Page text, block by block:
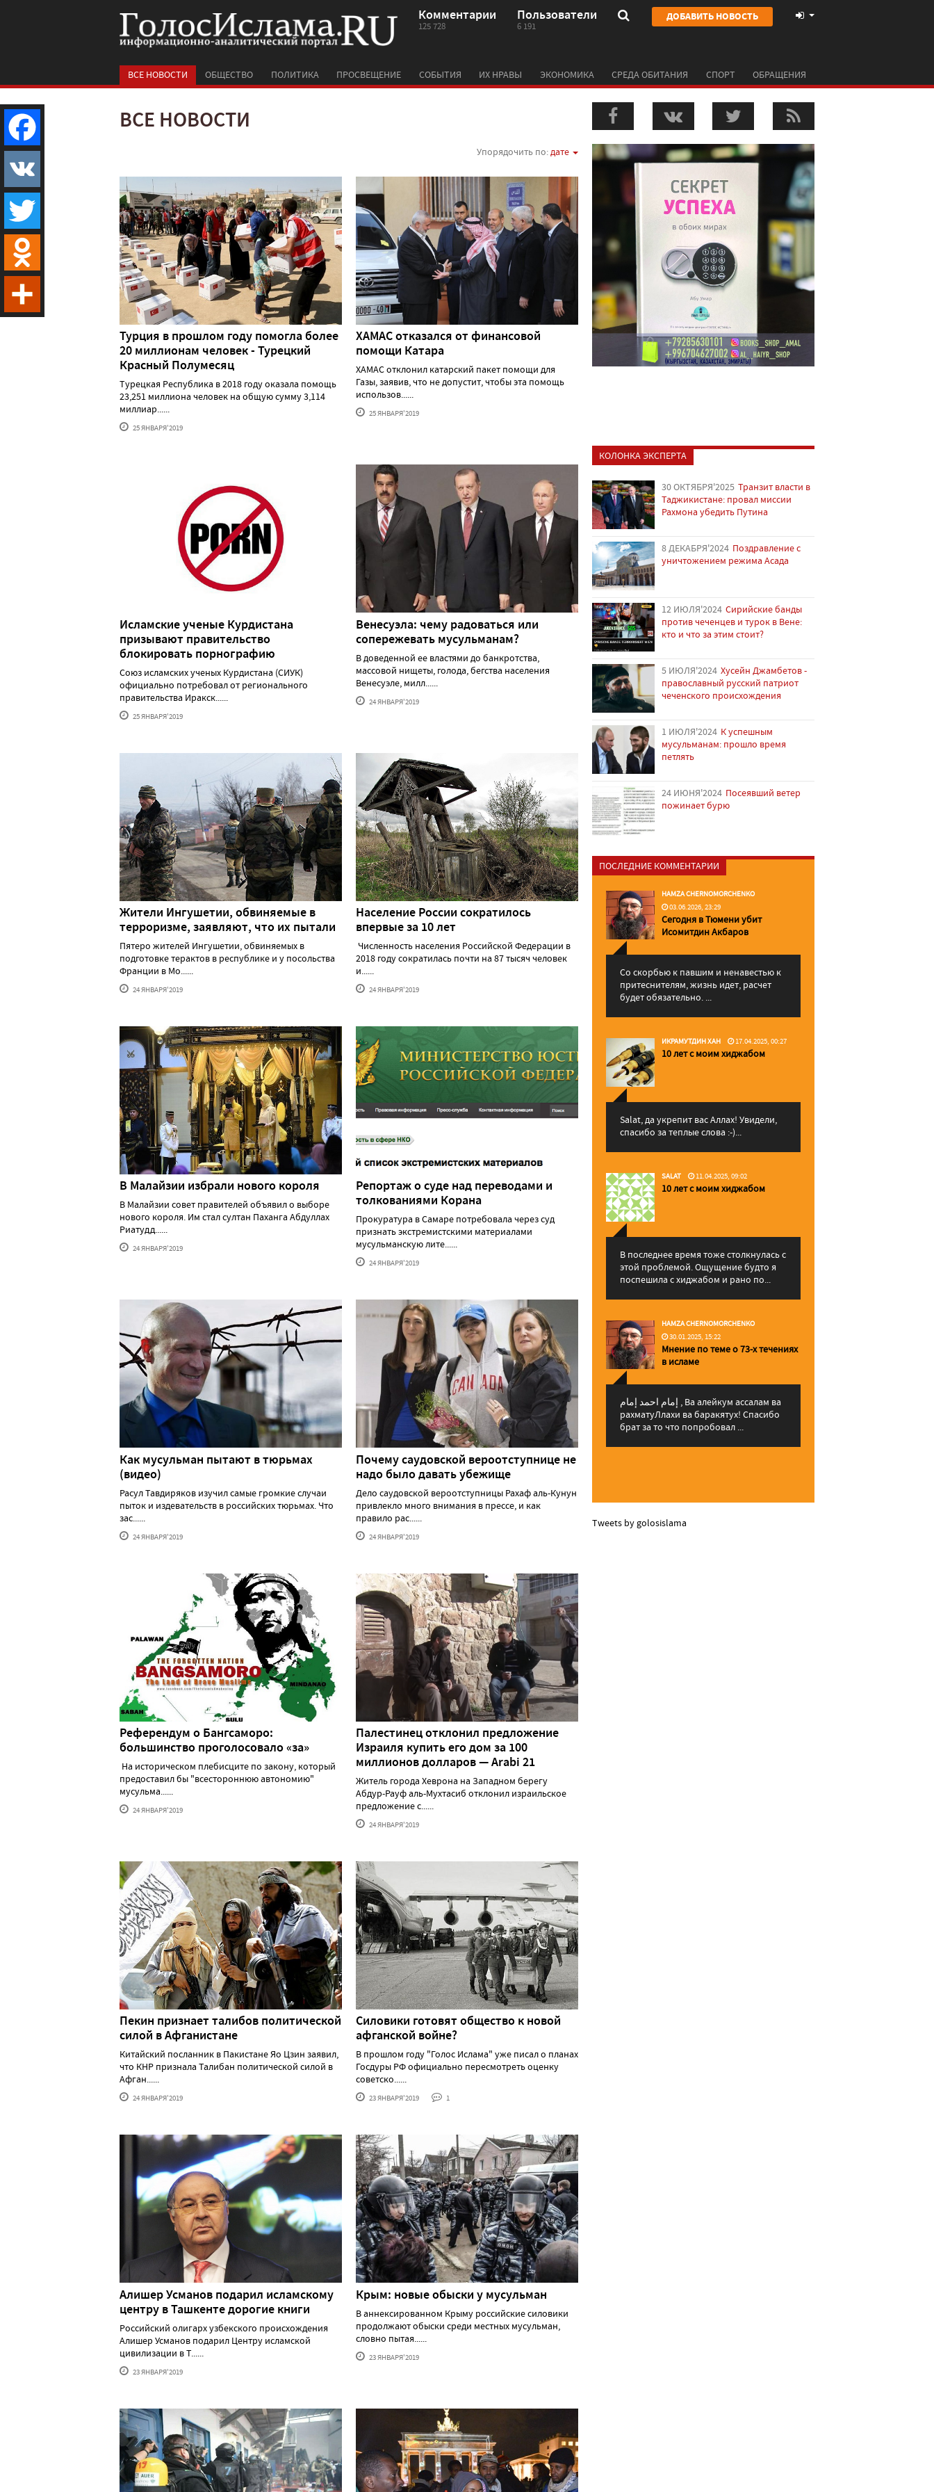
Комментарии
125 728
Пользователи
6 191
ДОБАВИТЬ НОВОСТЬ
ВСЕ НОВОСТИ ОБЩЕСТВО ПОЛИТИКА ПРОСВЕЩЕНИЕ СОБЫТИЯ ИХ НРАВЫ ЭКОНОМИКА СРЕДА ОБИТАНИЯ СПОРТ ОБРАЩЕНИЯ
ВСЕ НОВОСТИ
Упорядочить по:дате
Турция в прошлом году помогла более
20 миллионам человек - Турецкий
Красный Полумесяц
Турецкая Республика в 2018 году оказала помощь
23,251 миллиона человек на общую сумму 3,114
миллиар......
25 ЯНВАРЯ'2019
ХАМАС отказался от финансовой
помощи Катара
ХАМАС отклонил катарский пакет помощи для
Газы, заявив, что не допустит, чтобы эта помощь
использов......
25 ЯНВАРЯ'2019
Исламские ученые Курдистана
призывают правительство
блокировать порнографию
Союз исламских ученых Курдистана (СИУК)
официально потребовал от регионального
правительства Иракск......
25 ЯНВАРЯ'2019
Венесуэла: чему радоваться или
сопережевать мусульманам?
В доведенной ее властями до банкротства,
массовой нищеты, голода, бегства населения
Венесуэле, милл......
24 ЯНВАРЯ'2019
Жители Ингушетии, обвиняемые в
терроризме, заявляют, что их пытали
Пятеро жителей Ингушетии, обвиняемых в
подготовке терактов в республике и у посольства
Франции в Мо......
24 ЯНВАРЯ'2019
Население России сократилось
впервые за 10 лет
Численность населения Российской Федерации в
2018 году сократилась почти на 87 тысяч человек
и......
24 ЯНВАРЯ'2019
В Малайзии избрали нового короля
В Малайзии совет правителей объявил о выборе
нового короля. Им стал султан Паханга Абдуллах
Риатудд......
24 ЯНВАРЯ'2019
Репортаж о суде над переводами и
толкованиями Корана
Прокуратура в Самаре потребовала через суд
признать экстремистскими материалами
мусульманскую лите......
24 ЯНВАРЯ'2019
Как мусульман пытают в тюрьмах
(видео)
Расул Тавдиряков изучил самые громкие случаи
пыток и издевательств в российских тюрьмах. Что
зас......
24 ЯНВАРЯ'2019
Почему саудовской вероотступнице не
надо было давать убежище
Дело саудовской вероотступницы Рахаф аль-Кунун
привлекло много внимания в прессе, и как
правило рас......
24 ЯНВАРЯ'2019
Референдум о Бангсаморо:
большинство проголосовало «за»
На историческом плебисците по закону, который
предоставил бы "всестороннюю автономию"
мусульма......
24 ЯНВАРЯ'2019
Палестинец отклонил предложение
Израиля купить его дом за 100
миллионов долларов — Arabi 21
Житель города Хеврона на Западном берегу
Абдур-Рауф аль-Мухтасиб отклонил израильское
предложение с......
24 ЯНВАРЯ'2019
Пекин признает талибов политической
силой в Афганистане
Китайский посланник в Пакистане Яо Цзин заявил,
что КНР признала Талибан политической силой в
Афган......
24 ЯНВАРЯ'2019
Силовики готовят общество к новой
афганской войне?
В прошлом году "Голос Ислама" уже писал о планах
Госдуры РФ официально пересмотреть оценку
советско......
23 ЯНВАРЯ'2019 1
Алишер Усманов подарил исламскому
центру в Ташкенте дорогие книги
Российский олигарх узбекского происхождения
Алишер Усманов подарил Центру исламской
цивилизации в Т......
23 ЯНВАРЯ'2019
Крым: новые обыски у мусульман
В аннексированном Крыму российские силовики
продолжают обыски среди местных мусульман,
словно пытая......
23 ЯНВАРЯ'2019
КОЛОНКА ЭКСПЕРТА
30 ОКТЯБРЯ'2025 Транзит власти в
Таджикистане: провал миссии
Рахмона убедить Путина
8 ДЕКАБРЯ'2024 Поздравление с
уничтожением режима Асада
12 ИЮЛЯ'2024 Сирийские банды
против чеченцев и турок в Вене:
кто и что за этим стоит?
5 ИЮЛЯ'2024 Хусейн Джамбетов -
православный русский патриот
чеченского происхождения
1 ИЮЛЯ'2024 К успешным
мусульманам: прошло время
петлять
24 ИЮНЯ'2024 Посеявший ветер
пожинает бурю
ПОСЛЕДНИЕ КОММЕНТАРИИ
HAMZA CHERNOMORCHENKO
03.06.2026, 23:29
Сегодня в Тюмени убит
Исомитдин Акбаров
Со скорбью к павшим и ненавестью к
притеснителям, жизнь идет, расчет
будет обязательно. ...
ИКРАМУТДИН ХАН 17.04.2025, 00:27
10 лет с моим хиджабом
Salat, да укрепит вас Аллаx! Увидели,
спасибо за теплые слова :-)...
SALAT 11.04.2025, 09:02
10 лет с моим хиджабом
В последнее время тоже столкнулась с
этой проблемой. Ощущение будто я
поспешила с хиджабом и рано по...
HAMZA CHERNOMORCHENKO
30.01.2025, 15:22
Мнение по теме о 73-х течениях
в исламе
إمام احمد إمام , Ва алейкум ассалам ва
рахматуЛлахи ва баракятух! Спасибо
брат за то что попробовал ...
Tweets by golosislama
Facebook
VK
Twitter
Odnoklassniki